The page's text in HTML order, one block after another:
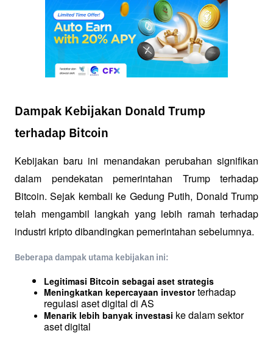
Dampak Kebijakan Donald Trump
terhadap Bitcoin
Kebijakan baru ini menandakan perubahan signifikan
dalam pendekatan pemerintahan Trump terhadap
Bitcoin. Sejak kembali ke Gedung Putih, Donald Trump
telah mengambil langkah yang lebih ramah terhadap
industri kripto dibandingkan pemerintahan sebelumnya.
Beberapa dampak utama kebijakan ini:
Legitimasi Bitcoin sebagai aset strategis
Meningkatkan kepercayaan investor terhadap
regulasi aset digital di AS
Menarik lebih banyak investasi ke dalam sektor
aset digital